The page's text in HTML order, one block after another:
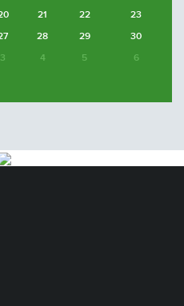
21 22
23
28 29
30
3 4 5 6